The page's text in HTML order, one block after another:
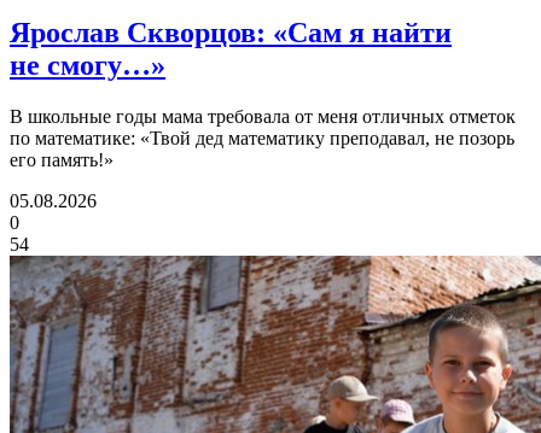
Ярослав Скворцов: «Сам я найти
не смогу…»
В школьные годы мама требовала от меня отличных отметок
по математике: «Твой дед математику преподавал, не позорь
его память!»
05.08.2026
0
54